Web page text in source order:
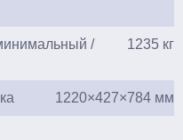
/
1235 кг
1220×427×784 мм